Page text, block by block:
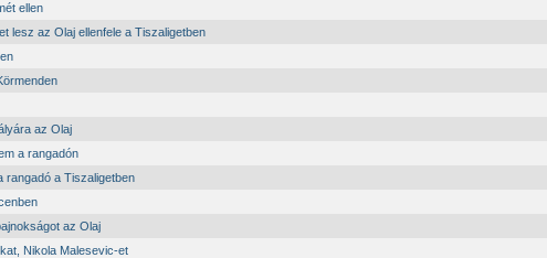
ellen
lesz az Olaj ellenfele a Tiszaligetben
az Olaj
a rangadón
rangadó a Tiszaligetben
az Olaj
Nikola Malesevic-et